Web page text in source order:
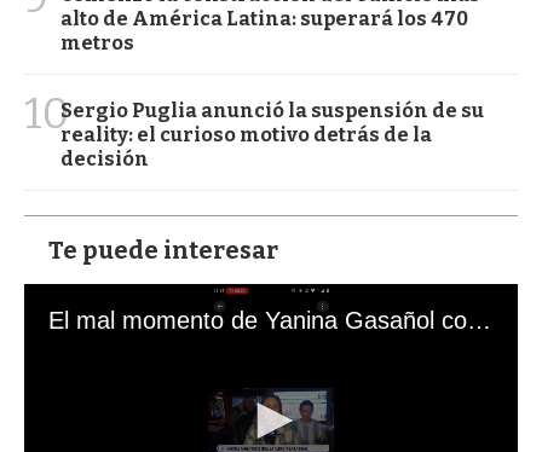
alto de América Latina: superará los 470
metros
10Sergio Puglia anunció la suspensión de su
reality: el curioso motivo detrás de la
decisión
Te puede interesar
El mal momento de Yanina Gasañol con un hincha argentino en "Subrayado"